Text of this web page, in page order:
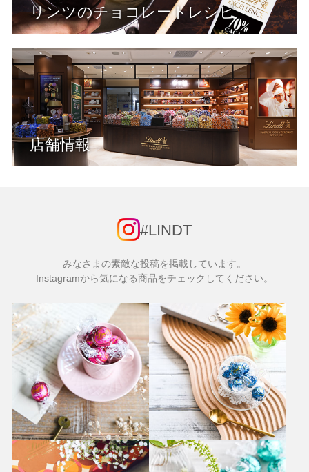
リンツのチョコレートレシピ
店舗情報
#LINDT
みなさまの素敵な投稿を掲載しています。
Instagramから気になる商品をチェックしてください。